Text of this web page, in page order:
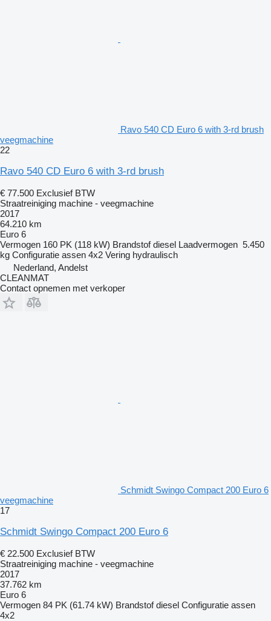
Ravo 540 CD Euro 6 with 3-rd brush
veegmachine
22
Ravo 540 CD Euro 6 with 3-rd brush
€ 77.500 Exclusief BTW
Straatreiniging machine - veegmachine
2017
64.210 km
Euro 6
Vermogen 160 PK (118 kW) Brandstof diesel Laadvermogen 5.450
kg Configuratie assen 4x2 Vering hydraulisch
Nederland, Andelst
CLEANMAT
Contact opnemen met verkoper
Schmidt Swingo Compact 200 Euro 6
veegmachine
17
Schmidt Swingo Compact 200 Euro 6
€ 22.500 Exclusief BTW
Straatreiniging machine - veegmachine
2017
37.762 km
Euro 6
Vermogen 84 PK (61.74 kW) Brandstof diesel Configuratie assen
4x2